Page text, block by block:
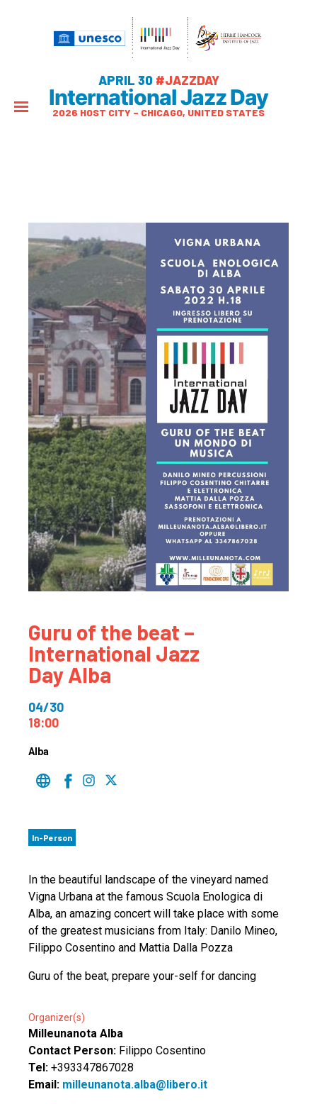
APRIL 30 #JAZZDAY
International Jazz Day
2026 HOST CITY – CHICAGO, UNITED STATES
Guru of the beat –
International Jazz
Day Alba
04/30
18:00
Alba
In-Person
In the beautiful landscape of the vineyard named
Vigna Urbana at the famous Scuola Enologica di
Alba, an amazing concert will take place with some
of the greatest musicians from Italy: Danilo Mineo,
Filippo Cosentino and Mattia Dalla Pozza
Guru of the beat, prepare your-self for dancing
Organizer(s)
Milleunanota Alba
Contact Person: Filippo Cosentino
Tel: +393347867028
Email: milleunanota.alba@libero.it